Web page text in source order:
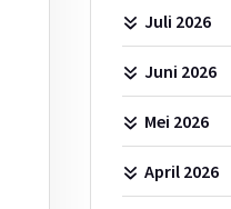
Juli 2026
Juni 2026
Mei 2026
April 2026